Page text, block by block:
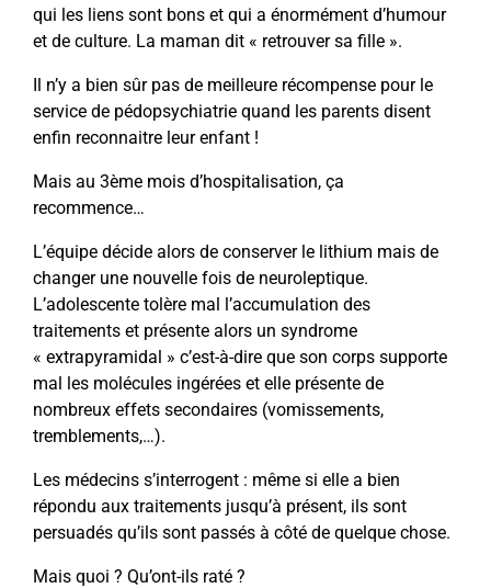
qui les liens sont bons et qui a énormément d’humour
et de culture. La maman dit « retrouver sa fille ».
Il n’y a bien sûr pas de meilleure récompense pour le
service de pédopsychiatrie quand les parents disent
enfin reconnaitre leur enfant !
Mais au 3ème mois d’hospitalisation, ça
recommence…
L’équipe décide alors de conserver le lithium mais de
changer une nouvelle fois de neuroleptique.
L’adolescente tolère mal l’accumulation des
traitements et présente alors un syndrome
« extrapyramidal » c’est-à-dire que son corps supporte
mal les molécules ingérées et elle présente de
nombreux effets secondaires (vomissements,
tremblements,…).
Les médecins s’interrogent : même si elle a bien
répondu aux traitements jusqu’à présent, ils sont
persuadés qu’ils sont passés à côté de quelque chose.
Mais quoi ? Qu’ont-ils raté ?